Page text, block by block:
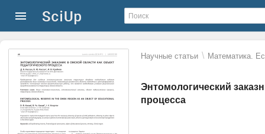
Научные статьи \ Математика.
Энтомологический
процесса